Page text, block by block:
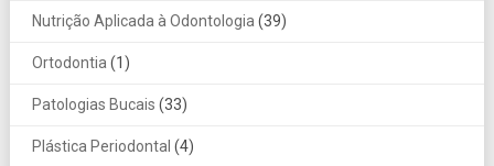
Nutrição Aplicada à Odontologia (39)
Ortodontia (1)
Patologias Bucais (33)
Plástica Periodontal (4)